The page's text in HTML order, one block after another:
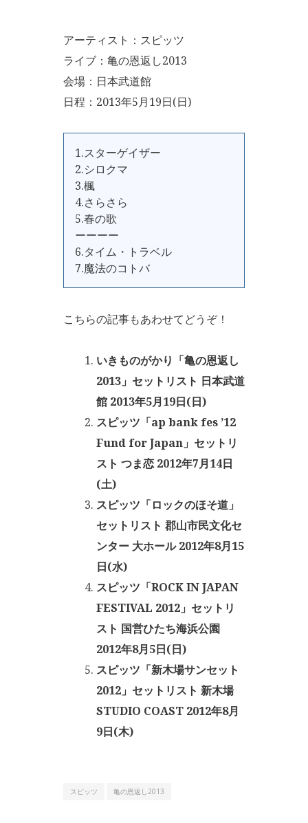
アーティスト：スピッツ
ライブ：亀の恩返し2013
会場：日本武道館
日程：2013年5月19日(日)
1.スターゲイザー
2.シロクマ
3.楓
4.さらさら
5.春の歌
ーーーー
6.タイム・トラベル
7.魔法のコトバ
こちらの記事もあわせてどうぞ！
いきものがかり「亀の恩返し
2013」セットリスト 日本武道
館 2013年5月19日(日)
スピッツ「ap bank fes ’12
Fund for Japan」セットリ
スト つま恋 2012年7月14日
(土)
スピッツ「ロックのほそ道」
セットリスト 郡山市民文化セ
ンター 大ホール 2012年8月15
日(水)
スピッツ「ROCK IN JAPAN
FESTIVAL 2012」セットリ
スト 国営ひたち海浜公園
2012年8月5日(日)
スピッツ「新木場サンセット
2012」セットリスト 新木場
STUDIO COAST 2012年8月
9日(木)
スピッツ 亀の恩返し2013